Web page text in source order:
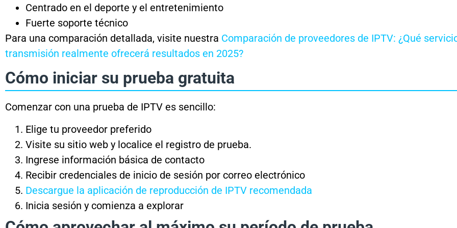
Centrado en el deporte y el entretenimiento
Fuerte soporte técnico
Para una comparación detallada, visite nuestra Comparación de proveedores de IPTV: ¿Qué
transmisión realmente ofrecerá resultados en 2025?
Cómo iniciar su prueba gratuita
Comenzar con una prueba de IPTV es sencillo:
Elige tu proveedor preferido
Visite su sitio web y localice el registro de prueba.
Ingrese información básica de contacto
Recibir credenciales de inicio de sesión por correo electrónico
Descargue la aplicación de reproducción de IPTV recomendada
Inicia sesión y comienza a explorar